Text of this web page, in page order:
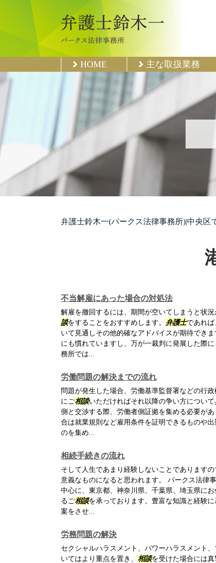
HOME 主な取扱業務
弁護士鈴木一(パークス法律事務所)|中央区
不当解雇にあった場合の対処法
解雇を撤回するには、期間が空いてしまうと状
談をすることをおすすめします。 弁護士であれ
いて見通しその他的確なアドバイスが期待できま
にも慣れていますし、万が一裁判に発展した際
務所では...
労働問題の解決までの流れ
問題が発生した場合、労働基準監督署などの行政
にご相談いただければそれ以降の争い方につい
側と交渉する際、労働者側証拠を集める必要が
合は就業規則など雇用条件を証明できるものや
のを集め...
相続手続きの流れ
そして人生であまり経験しないことでありますの
意義なものになると思われます。 パークス法律
中心に、東京都、神奈川県、千葉県、埼玉県に
るご相談を承っております。豊富な知識と経験
案をさせ...
労務問題の解決
セクシャルハラスメント、パワーハラスメント
いてはより重点を置き、 相談を受けた場合には真